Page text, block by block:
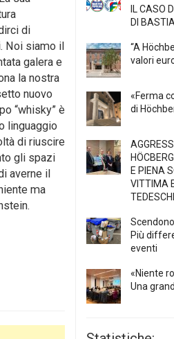
di
Noi siamo il
galera e
la nostra
nuovo
“whisky” è
linguaggio
di riuscire
gli spazi
averne il
ma
IL CASO
DI BASTIA
“A
valori
«Ferma
di
E PIENA
VITTIMA
TEDESCHI
Più
eventi
«Niente
Una